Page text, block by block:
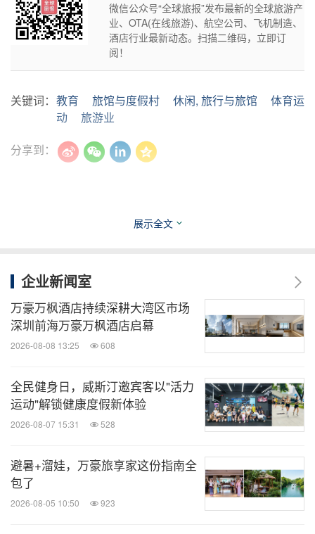
微信公众号“全球旅报”发布最新的全球旅游产
业、OTA(在线旅游)、航空公司、飞机制造、
酒店行业最新动态。扫描二维码，立即订
阅！
关键词： 教育 旅馆与度假村 休闲, 旅行与旅馆
体育运
动
旅游业
分享到：
展示全文
企业新闻室
万豪万枫酒店持续深耕大湾区市场
深圳前海万豪万枫酒店启幕
2026-08-08 13:25 608
全民健身日，威斯汀邀宾客以"活力
运动"解锁健康度假新体验
2026-08-07 15:31 528
避暑+溜娃，万豪旅享家这份指南全
包了
2026-08-05 10:50 923